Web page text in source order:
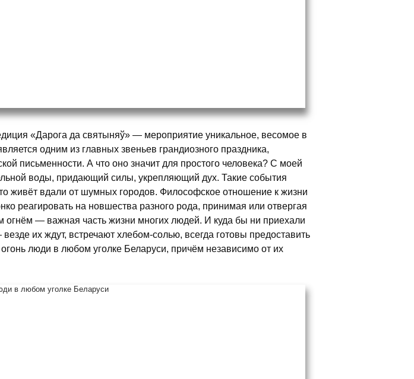
«Дарога да святыняў» — мероприятие уникальное, весомое в
одним из главных звеньев грандиозного праздника,
письменности. А что оно значит для простого человека? С моей
воды, придающий силы, укрепляющий дух. Такие события
живёт вдали от шумных городов. Философское отношение к жизни
реагировать на новшества разного рода, принимая или отвергая
огнём — важная часть жизни многих людей. И куда бы ни приехали
их ждут, встречают хлебом-солью, всегда готовы предоставить
люди в любом уголке Беларуси, причём независимо от их